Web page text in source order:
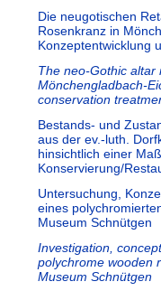
Die neugotischen
Rosenkranz in
Konzeptentwicklung
The neo-Gothic altar
Mönchengladbach-
conservation
Bestands‐ und
aus der ev.‐luth.
hinsichtlich einer
Konservierung/
Untersuchung,
eines
Museum Schnütgen
Investigation,
polychrome wooden
Museum Schnütgen